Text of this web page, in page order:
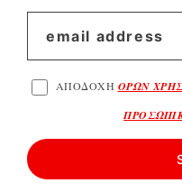
ΑΠΟΔΟΧΗ ΟΡΩΝ